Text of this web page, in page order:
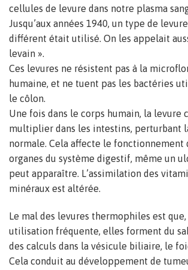
cellules de levure dans notre plasma
Jusqu’aux années 1940, un type de
différent était utilisé. On les appelait
levain ».
Ces levures ne résistent pas à la
humaine, et ne tuent pas les bactéries
le côlon.
Une fois dans le corps humain, la levure
multiplier dans les intestins, perturbant
normale. Cela affecte le fonctionnement
organes du système digestif, même un
peut apparaître. L’assimilation des
minéraux est altérée.
Le mal des levures thermophiles est que,
utilisation fréquente, elles forment du
des calculs dans la vésicule biliaire, le
Cela conduit au développement de